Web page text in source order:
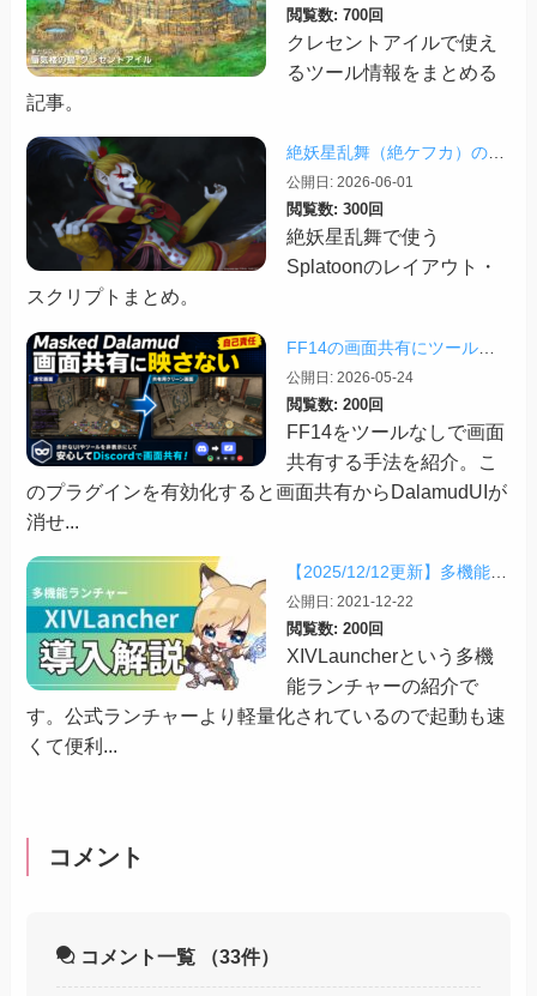
閲覧数: 700回
クレセントアイルで使え
るツール情報をまとめる
記事。
絶妖星乱舞（絶ケフカ）のSplatoonレイアウト・スクリプトまとめ
公開日: 2026-06-01
閲覧数: 300回
絶妖星乱舞で使う
Splatoonのレイアウト・
スクリプトまとめ。
FF14の画面共有にツールを映さない「Masked Dalamud」
公開日: 2026-05-24
閲覧数: 200回
FF14をツールなしで画面
共有する手法を紹介。こ
のプラグインを有効化すると画面共有からDalamudUIが
消せ...
【2025/12/12更新】多機能ランチャー「XIVLauncher」の導入方法・使い方について
公開日: 2021-12-22
閲覧数: 200回
XIVLauncherという多機
能ランチャーの紹介で
す。公式ランチャーより軽量化されているので起動も速
くて便利...
コメント
コメント一覧 （33件）